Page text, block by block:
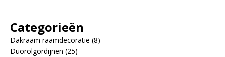
Categorieën
Dakraam raamdecoratie (8)
Duorolgordijnen (25)